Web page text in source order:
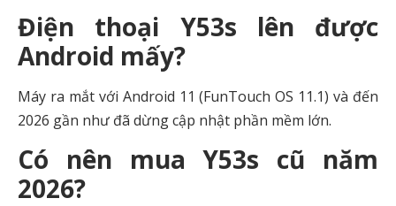
Điện thoại Y53s lên được
Android mấy?
Máy ra mắt với Android 11 (FunTouch OS 11.1) và đến
2026 gần như đã dừng cập nhật phần mềm lớn.
Có nên mua Y53s cũ năm
2026?